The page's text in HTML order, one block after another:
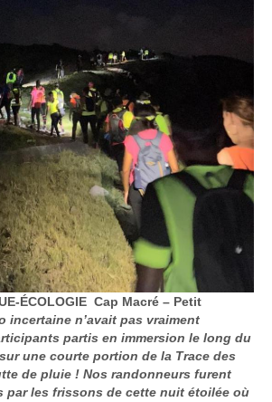
ÉCOLOGIE Cap Macré – Petit
incertaine n’avait pas vraiment
partis en immersion le long du
une courte portion de la Trace des
de pluie ! Nos randonneurs furent
par les frissons de cette nuit étoilée où